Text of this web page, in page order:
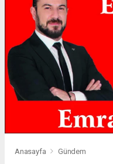
Anasayfa Gündem